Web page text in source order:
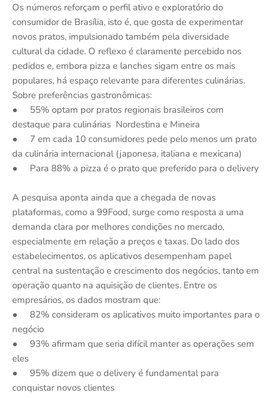
Os números reforçam o perfil ativo e exploratório do
consumidor de Brasília, isto é, que gosta de experimentar
novos pratos, impulsionado também pela diversidade
cultural da cidade. O reflexo é claramente percebido nos
pedidos e, embora pizza e lanches sigam entre os mais
populares, há espaço relevante para diferentes culinárias.
Sobre preferências gastronômicas:
● 55% optam por pratos regionais brasileiros com
destaque para culinárias Nordestina e Mineira
● 7 em cada 10 consumidores pede pelo menos um prato
da culinária internacional (japonesa, italiana e mexicana)
● Para 88% a pizza é o prato que preferido para o delivery
A pesquisa aponta ainda que a chegada de novas
plataformas, como a 99Food, surge como resposta a uma
demanda clara por melhores condições no mercado,
especialmente em relação a preços e taxas. Do lado dos
estabelecimentos, os aplicativos desempenham papel
central na sustentação e crescimento dos negócios, tanto em
operação quanto na aquisição de clientes. Entre os
empresários, os dados mostram que:
● 82% consideram os aplicativos muito importantes para o
negócio
● 93% afirmam que seria difícil manter as operações sem
eles
● 95% dizem que o delivery é fundamental para
conquistar novos clientes